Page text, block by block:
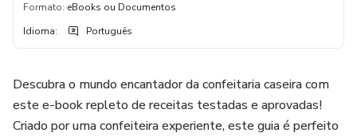
Formato: eBooks ou Documentos
Idioma: Português
Descubra o mundo encantador da confeitaria caseira com
este e-book repleto de receitas testadas e aprovadas!
Criado por uma confeiteira experiente, este guia é perfeito